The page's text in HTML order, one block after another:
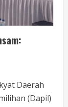
Daerah
(Dapil)